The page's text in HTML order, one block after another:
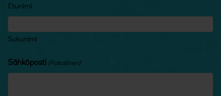
Etunimi
Sukunimi
Sähköposti (Pakollinen)